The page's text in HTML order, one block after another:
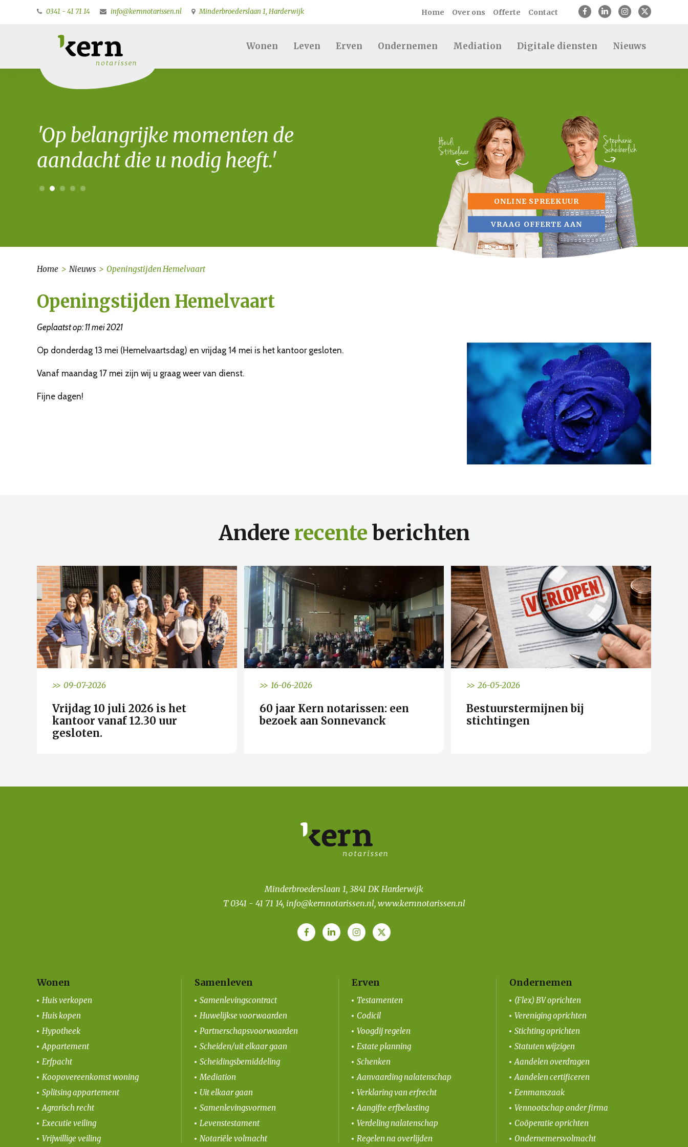
0341 - 41 71 14 info@kernnotarissen.nl Minderbroederslaan 1, Harderwijk Home Over ons Offerte Contact
Wonen Leven Erven Ondernemen Mediation Digitale diensten Nieuws
ONLINE SPREEKUUR
VRAAG OFFERTE AAN
'Op belangrijke momenten de
aandacht die u nodig heeft.'
Home > Nieuws > Openingstijden Hemelvaart
Openingstijden Hemelvaart
Geplaatst op: 11 mei 2021
Op donderdag 13 mei (Hemelvaartsdag) en vrijdag 14 mei is het kantoor gesloten.
Vanaf maandag 17 mei zijn wij u graag weer van dienst.
Fijne dagen!
Andere recente berichten
>> 09-07-2026
Vrijdag 10 juli 2026 is het
kantoor vanaf 12.30 uur
gesloten.
>> 16-06-2026
60 jaar Kern notarissen: een
bezoek aan Sonnevanck
>> 26-05-2026
Bestuurstermijnen bij
stichtingen
Minderbroederslaan 1, 3841 DK Harderwijk
T 0341 - 41 71 14, info@kernnotarissen.nl, www.kernnotarissen.nl
Wonen
Huis verkopen
Huis kopen
Hypotheek
Appartement
Erfpacht
Koopovereenkomst woning
Splitsing appartement
Agrarisch recht
Executie veiling
Vrijwillige veiling
Samenleven
Samenlevingscontract
Huwelijkse voorwaarden
Partnerschapsvoorwaarden
Scheiden/uit elkaar gaan
Scheidingsbemiddeling
Mediation
Uit elkaar gaan
Samenlevingsvormen
Levenstestament
Notariële volmacht
Erven
Testamenten
Codicil
Voogdij regelen
Estate planning
Schenken
Aanvaarding nalatenschap
Verklaring van erfrecht
Aangifte erfbelasting
Verdeling nalatenschap
Regelen na overlijden
Ondernemen
(Flex) BV oprichten
Vereniging oprichten
Stichting oprichten
Statuten wijzigen
Aandelen overdragen
Aandelen certificeren
Eenmanszaak
Vennootschap onder firma
Coöperatie oprichten
Ondernemersvolmacht